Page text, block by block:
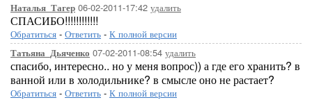
Наталья_Тагер 06-02-2011-17:42 удалить
СПАСИБО!!!!!!!!!!!!
Обратиться - Ответить - К полной версии
Татьяна_Дьяченко 07-02-2011-08:54 удалить
спасибо, интересно.. но у меня вопрос)) а где его хранить? в
ванной или в холодильнике? в смысле оно не растает?
Обратиться - Ответить - К полной версии